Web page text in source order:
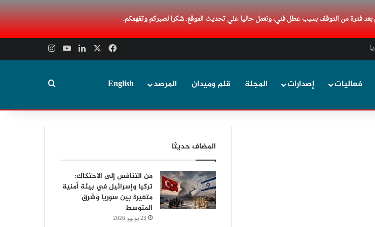
بعد فترة من التوقف بسبب عطل فني، ونعمل حاليا علي تحديث الموقع. شكرا لصبركم وتفهمكم.
فيسبوك لينكدإن‫YouTubeانستقرام
فعاليات إصدارات المجلة قلم وميدان المرصد English بحث عن
المضاف حديثا
من التنافس إلى الاحتكاك:
تركيا وإسرائيل في بيئة أمنية
متغيرة بين سوريا وشرق
المتوسط
23 يوليو 2026